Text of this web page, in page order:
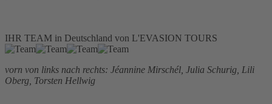
IHR TEAM in Deutschland von L'EVASION TOURS
vorn von links nach rechts: Jéannine Mirschél, Julia Schurig, Lili
Oberg, Torsten Hellwig